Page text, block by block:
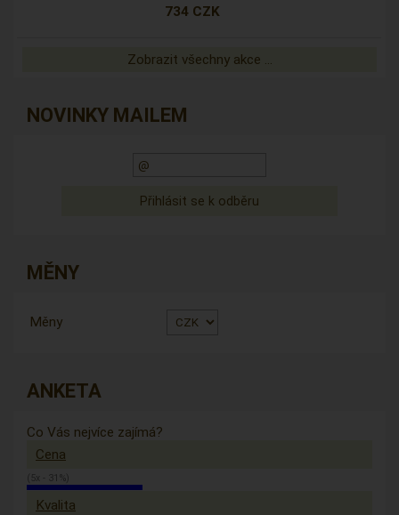
734 CZK
Zobrazit všechny akce ...
NOVINKY MAILEM
MĚNY
Měny
ANKETA
Co Vás nejvíce zajímá?
Cena
(5x - 31%)
Kvalita